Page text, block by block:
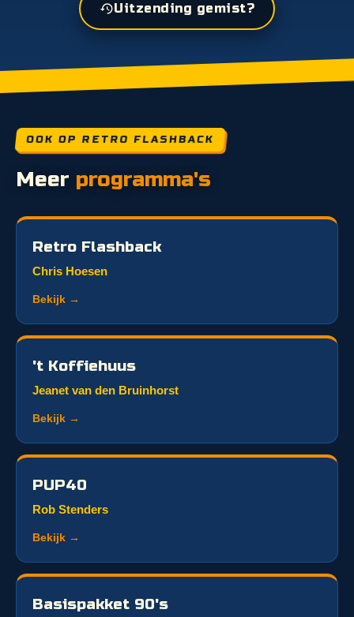
Uitzending gemist?
OOK OP RETRO FLASHBACK
Meer programma's
Retro Flashback
Chris Hoesen
Bekijk →
't Koffiehuus
Jeanet van den Bruinhorst
Bekijk →
PUP40
Rob Stenders
Bekijk →
Basispakket 90's